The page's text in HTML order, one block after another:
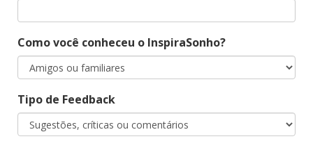
Como você conheceu o InspiraSonho?
Tipo de Feedback